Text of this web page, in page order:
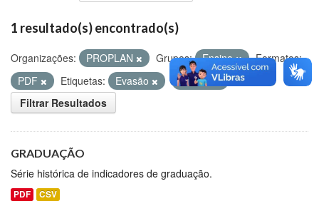
1 resultado(s) encontrado(s)
Organizações: PROPLAN Grupos: Ensino
Formatos:
PDF
Etiquetas: Evasão
ENADE
Filtrar Resultados
GRADUAÇÃO
Série histórica de indicadores de graduação.
PDF CSV